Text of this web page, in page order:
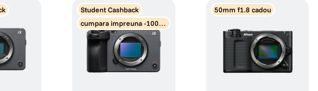
Student Cashback
cumpara impreuna -1000 l
ei discount obiective
50mm f1.8 cadou